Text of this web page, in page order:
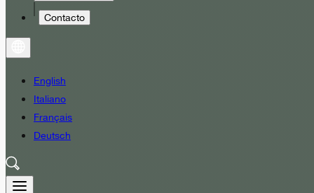
Contacto
English
Italiano
Français
Deutsch